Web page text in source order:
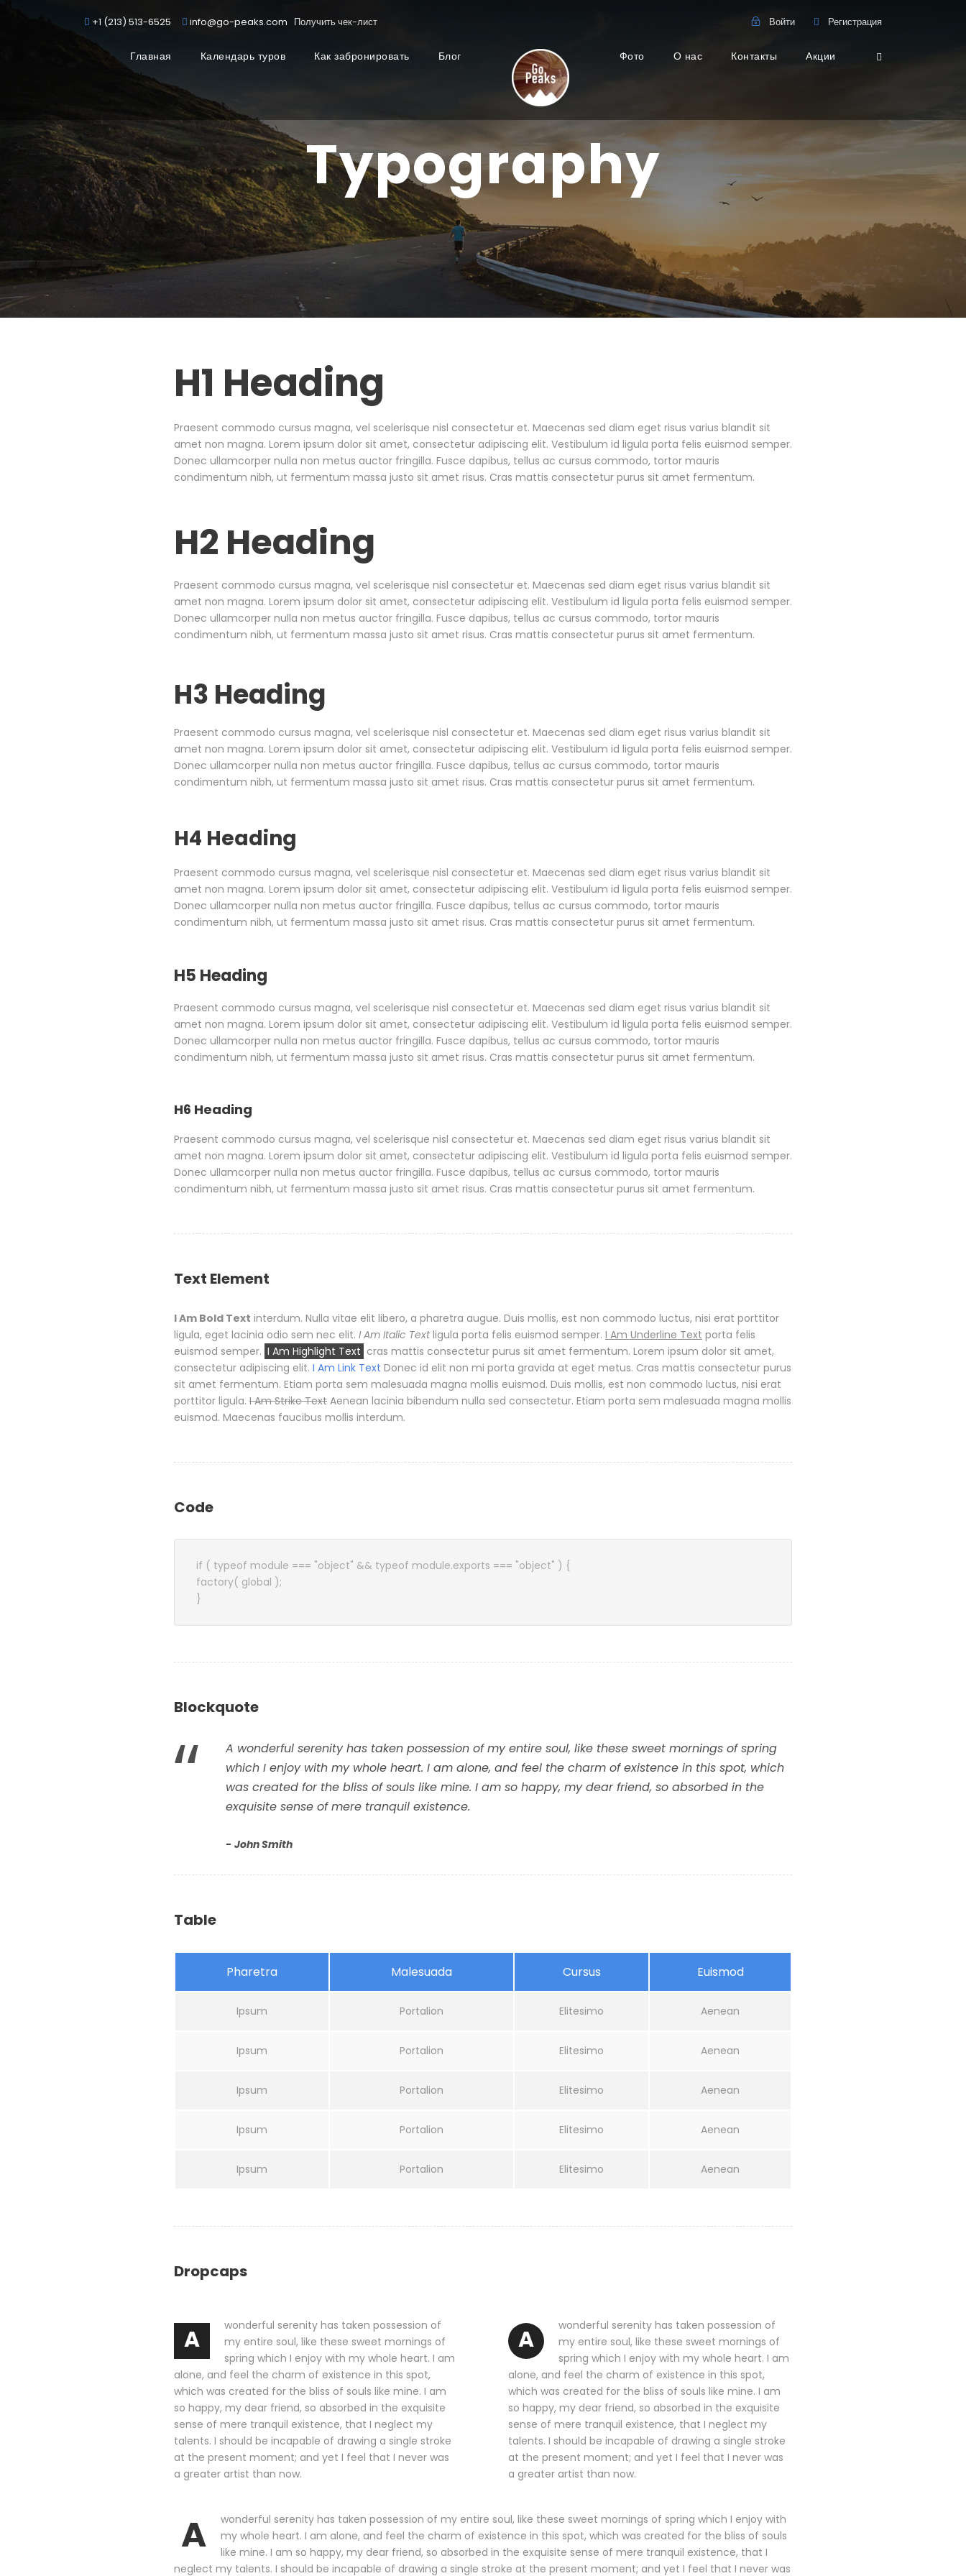
+1 (213) 513-6525 info@go-peaks.com Получить чек-лист Войти Регистрация
Главная Календарь туров Как забронировать Блог Фото О нас Контакты Акции
Typography
H1 Heading
Praesent commodo cursus magna, vel scelerisque nisl consectetur et. Maecenas sed diam eget risus varius blandit sit
amet non magna. Lorem ipsum dolor sit amet, consectetur adipiscing elit. Vestibulum id ligula porta felis euismod semper.
Donec ullamcorper nulla non metus auctor fringilla. Fusce dapibus, tellus ac cursus commodo, tortor mauris
condimentum nibh, ut fermentum massa justo sit amet risus. Cras mattis consectetur purus sit amet fermentum.
H2 Heading
Praesent commodo cursus magna, vel scelerisque nisl consectetur et. Maecenas sed diam eget risus varius blandit sit
amet non magna. Lorem ipsum dolor sit amet, consectetur adipiscing elit. Vestibulum id ligula porta felis euismod semper.
Donec ullamcorper nulla non metus auctor fringilla. Fusce dapibus, tellus ac cursus commodo, tortor mauris
condimentum nibh, ut fermentum massa justo sit amet risus. Cras mattis consectetur purus sit amet fermentum.
H3 Heading
Praesent commodo cursus magna, vel scelerisque nisl consectetur et. Maecenas sed diam eget risus varius blandit sit
amet non magna. Lorem ipsum dolor sit amet, consectetur adipiscing elit. Vestibulum id ligula porta felis euismod semper.
Donec ullamcorper nulla non metus auctor fringilla. Fusce dapibus, tellus ac cursus commodo, tortor mauris
condimentum nibh, ut fermentum massa justo sit amet risus. Cras mattis consectetur purus sit amet fermentum.
H4 Heading
Praesent commodo cursus magna, vel scelerisque nisl consectetur et. Maecenas sed diam eget risus varius blandit sit
amet non magna. Lorem ipsum dolor sit amet, consectetur adipiscing elit. Vestibulum id ligula porta felis euismod semper.
Donec ullamcorper nulla non metus auctor fringilla. Fusce dapibus, tellus ac cursus commodo, tortor mauris
condimentum nibh, ut fermentum massa justo sit amet risus. Cras mattis consectetur purus sit amet fermentum.
H5 Heading
Praesent commodo cursus magna, vel scelerisque nisl consectetur et. Maecenas sed diam eget risus varius blandit sit
amet non magna. Lorem ipsum dolor sit amet, consectetur adipiscing elit. Vestibulum id ligula porta felis euismod semper.
Donec ullamcorper nulla non metus auctor fringilla. Fusce dapibus, tellus ac cursus commodo, tortor mauris
condimentum nibh, ut fermentum massa justo sit amet risus. Cras mattis consectetur purus sit amet fermentum.
H6 Heading
Praesent commodo cursus magna, vel scelerisque nisl consectetur et. Maecenas sed diam eget risus varius blandit sit
amet non magna. Lorem ipsum dolor sit amet, consectetur adipiscing elit. Vestibulum id ligula porta felis euismod semper.
Donec ullamcorper nulla non metus auctor fringilla. Fusce dapibus, tellus ac cursus commodo, tortor mauris
condimentum nibh, ut fermentum massa justo sit amet risus. Cras mattis consectetur purus sit amet fermentum.
Text Element
I Am Bold Text interdum. Nulla vitae elit libero, a pharetra augue. Duis mollis, est non commodo luctus, nisi erat porttitor
ligula, eget lacinia odio sem nec elit. I Am Italic Text ligula porta felis euismod semper. I Am Underline Text porta felis
euismod semper. I Am Highlight Text cras mattis consectetur purus sit amet fermentum. Lorem ipsum dolor sit amet,
consectetur adipiscing elit. I Am Link Text Donec id elit non mi porta gravida at eget metus. Cras mattis consectetur purus
sit amet fermentum. Etiam porta sem malesuada magna mollis euismod. Duis mollis, est non commodo luctus, nisi erat
porttitor ligula. I Am Strike Text Aenean lacinia bibendum nulla sed consectetur. Etiam porta sem malesuada magna mollis
euismod. Maecenas faucibus mollis interdum.
Code
if ( typeof module === "object" && typeof module.exports === "object" ) {
factory( global );
}
Blockquote
“
A wonderful serenity has taken possession of my entire soul, like these sweet mornings of spring
which I enjoy with my whole heart. I am alone, and feel the charm of existence in this spot, which
was created for the bliss of souls like mine. I am so happy, my dear friend, so absorbed in the
exquisite sense of mere tranquil existence.
John Smith
Table
Pharetra Malesuada Cursus Euismod
Ipsum Portalion Elitesimo Aenean
Ipsum Portalion Elitesimo Aenean
Ipsum Portalion Elitesimo Aenean
Ipsum Portalion Elitesimo Aenean
Ipsum Portalion Elitesimo Aenean
Dropcaps
A
wonderful serenity has taken possession of
my entire soul, like these sweet mornings of
spring which I enjoy with my whole heart. I am
alone, and feel the charm of existence in this spot,
which was created for the bliss of souls like mine. I am
so happy, my dear friend, so absorbed in the exquisite
sense of mere tranquil existence, that I neglect my
talents. I should be incapable of drawing a single stroke
at the present moment; and yet I feel that I never was
a greater artist than now.
A
wonderful serenity has taken possession of
my entire soul, like these sweet mornings of
spring which I enjoy with my whole heart. I am
alone, and feel the charm of existence in this spot,
which was created for the bliss of souls like mine. I am
so happy, my dear friend, so absorbed in the exquisite
sense of mere tranquil existence, that I neglect my
talents. I should be incapable of drawing a single stroke
at the present moment; and yet I feel that I never was
a greater artist than now.
A
wonderful serenity has taken possession of my entire soul, like these sweet mornings of spring which I enjoy with
my whole heart. I am alone, and feel the charm of existence in this spot, which was created for the bliss of souls
like mine. I am so happy, my dear friend, so absorbed in the exquisite sense of mere tranquil existence, that I
neglect my talents. I should be incapable of drawing a single stroke at the present moment; and yet I feel that I never was